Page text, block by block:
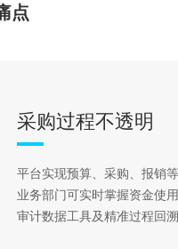
点
采购过程不透明
平台实现预算、采购、报销
业务部门可实时掌握资金使
审计数据工具及精准过程回溯